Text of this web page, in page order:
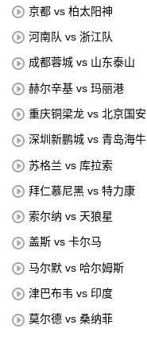
京都 vs 柏太阳神
河南队 vs 浙江队
成都蓉城 vs 山东泰山
赫尔辛基 vs 玛丽港
重庆铜梁龙 vs 北京国安
深圳新鹏城 vs 青岛海牛
苏格兰 vs 库拉索
拜仁慕尼黑 vs 特力康
索尔纳 vs 天狼星
盖斯 vs 卡尔马
马尔默 vs 哈尔姆斯
津巴布韦 vs 印度
莫尔德 vs 桑纳菲